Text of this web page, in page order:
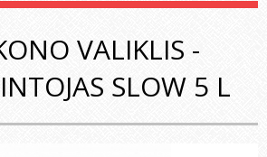
VALIKLIS -
SLOW 5 L